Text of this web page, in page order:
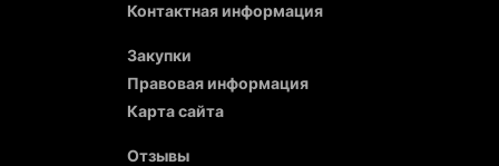
Контактная информация
Закупки
Правовая информация
Карта сайта
Отзывы